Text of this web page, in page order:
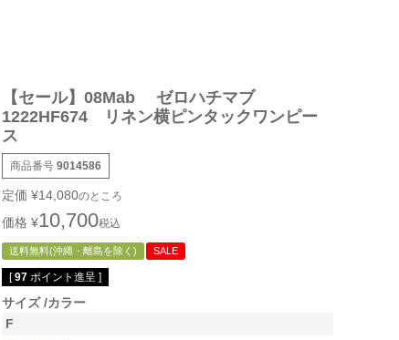
【セール】08Mab ゼロハチマブ
1222HF674 リネン横ピンタックワンピー
ス
商品番号 9014586
定価 ¥14,080のところ
価格 ¥10,700税込
送料無料(沖縄・離島を除く) SALE
[ 97 ポイント進呈 ]
サイズ カラー
F